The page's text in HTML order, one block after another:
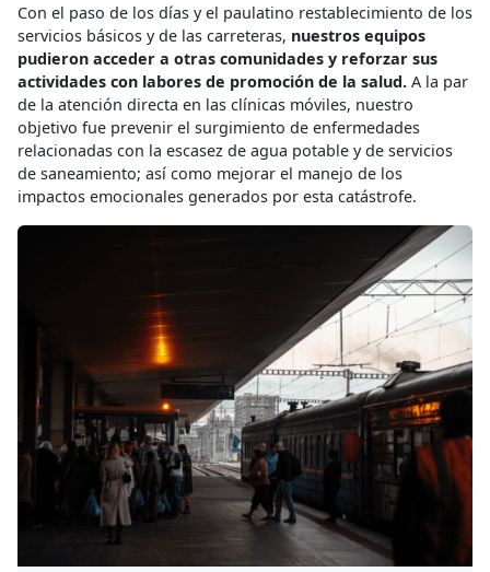
Con el paso de los días y el paulatino restablecimiento de los
servicios básicos y de las carreteras, nuestros equipos
pudieron acceder a otras comunidades y reforzar sus
actividades con labores de promoción de la salud. A la par
de la atención directa en las clínicas móviles, nuestro
objetivo fue prevenir el surgimiento de enfermedades
relacionadas con la escasez de agua potable y de servicios
de saneamiento; así como mejorar el manejo de los
impactos emocionales generados por esta catástrofe.